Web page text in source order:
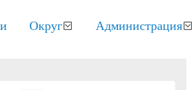
Округ Администрация